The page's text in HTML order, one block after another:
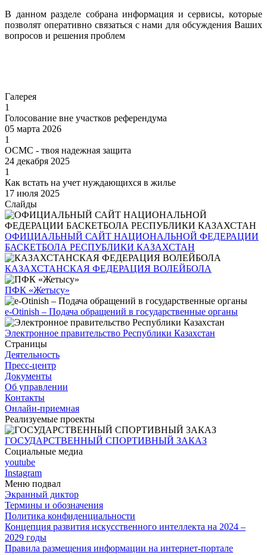
В данном разделе собрана информация и сервисы, которые
позволят оперативно связаться с нами для обсуждения Ваших
вопросов и решения проблем
Галерея
1
Голосование вне участков референдума
05 марта 2026
1
ОСМС - твоя надежная защита
24 декабря 2025
1
Как встать на учет нуждающихся в жилье
17 июля 2025
Слайды
ОФИЦИАЛЬНЫЙ САЙТ НАЦИОНАЛЬНОЙ ФЕДЕРАЦИИ
БАСКЕТБОЛА РЕСПУБЛИКИ КАЗАХСТАН
КАЗАХСТАНСКАЯ ФЕДЕРАЦИЯ ВОЛЕЙБОЛА
ПФК «Жетысу»
e-Otinish – Подача обращений в государственные органы
Электронное правительство Республики Казахстан
Страницы
Деятельность
Пресс-центр
Документы
Об управлении
Контакты
Онлайн-приемная
Реализуемые проекты
ГОСУДАРСТВЕННЫЙ СПОРТИВНЫЙ ЗАКАЗ
Социальные медиа
youtube
Instagram
Меню подвал
Экранный диктор
Термины и обозначения
Политика конфиденциальности
Концепция развития искусственного интеллекта на 2024 –
2029 годы
Правила размещения информации на интернет-портале